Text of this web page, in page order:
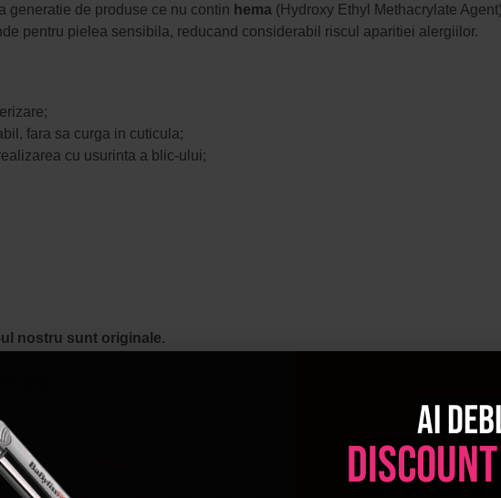
generatie de produse ce nu contin hema (Hydroxy Ethyl Methacrylate
pentru pielea sensibila, reducand considerabil riscul aparitiei alergiilor.
fara sa curga in cuticula;
cu usurinta a blic-ului;
nostru sunt originale.
Ai